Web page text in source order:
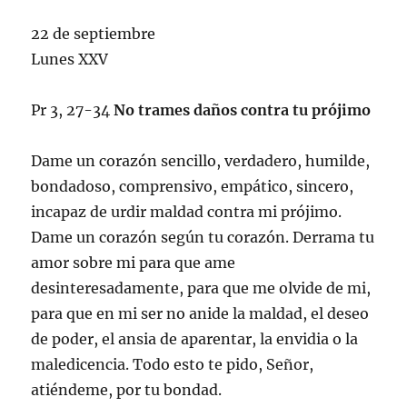
22 de septiembre
Lunes XXV
Pr 3, 27-34No trames daños contra tu prójimo
Dame un corazón sencillo, verdadero, humilde,
bondadoso, comprensivo, empático, sincero,
incapaz de urdir maldad contra mi prójimo.
Dame un corazón según tu corazón. Derrama tu
amor sobre mi para que ame
desinteresadamente, para que me olvide de mi,
para que en mi ser no anide la maldad, el deseo
de poder, el ansia de aparentar, la envidia o la
maledicencia. Todo esto te pido, Señor,
atiéndeme, por tu bondad.